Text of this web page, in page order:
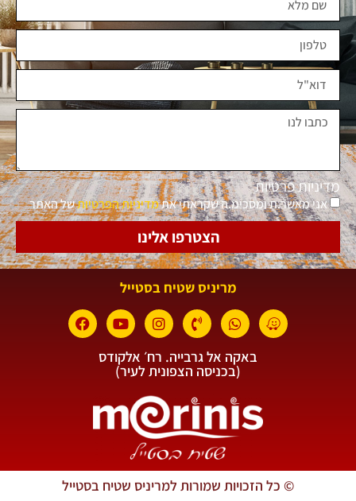
פרטיות
מאשר.ת ומסכימ.ה שקראתי אתמדיניות הפרטיותשל האתר
הצטרפו אלינו
מריניס שטיח בסטייל
באקה אל גרבייה. רח׳ אלקודס
(בכניסה הצפונית לעיר)
© כל הזכויות שמורות למריניס שטיח בסטייל